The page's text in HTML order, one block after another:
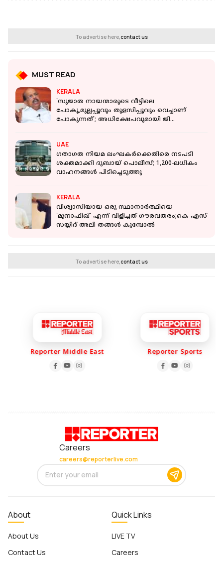
To advertise here,contact us
MUST READ
KERALA
'സുജാത നായന്മാരുടെ വീട്ടിലെ
പോകൂ,മുല്ലപ്പൂവും തുളസിപ്പൂവും വെച്ചാണ്
പോകുന്നത്'; അധിക്ഷേപവുമായി ജി
UAE
ഗതാഗത നിയമ ലംഘകർക്കെതിരെ നടപടി
ശക്തമാക്കി ദുബായ് പൊലീസ്; 1,200-ലധികം
വാഹനങ്ങള്‍ പിടിച്ചെടുത്തു
KERALA
വിശ്വാസിയായ ഒരു സ്ഥാനാർത്ഥിയെ
'മുനാഫിഖ്' എന്ന് വിളിച്ചത് ഗൗരവതരം;കെ എസ്
സയ്യിദ് അലി തങ്ങൾ കുമ്പോൽ
To advertise here,contact us
Reporter Middle East Reporter Sports
Careers
careers@reporterlive.com
About
About Us
Contact Us
Quick Links
LIVE TV
Careers